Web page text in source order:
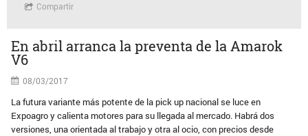
Compartir
En abril arranca la preventa de la Amarok
V6
08/03/2017
La futura variante más potente de la pick up nacional se luce en
Expoagro y calienta motores para su llegada al mercado. Habrá dos
versiones, una orientada al trabajo y otra al ocio, con precios desde